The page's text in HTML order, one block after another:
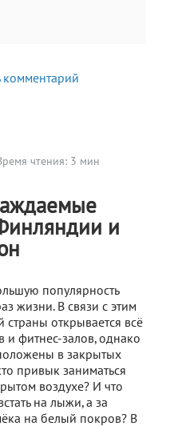
комментарий
чтения: 3 мин
и
популярность
жизни. В связи с этим
открывается всё
и фитнес-залов, однако
в закрытых
привык заниматься
воздухе? И что
на лыжи, а за
на белый покров? В